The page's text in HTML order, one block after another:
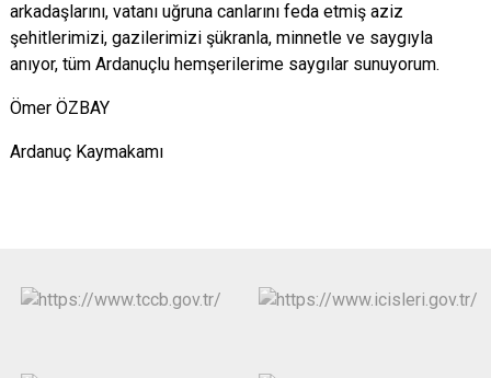
arkadaşlarını, vatanı uğruna canlarını feda etmiş aziz
şehitlerimizi, gazilerimizi şükranla, minnetle ve saygıyla
anıyor, tüm Ardanuçlu hemşerilerime saygılar sunuyorum.
Ömer ÖZBAY
Ardanuç Kaymakamı